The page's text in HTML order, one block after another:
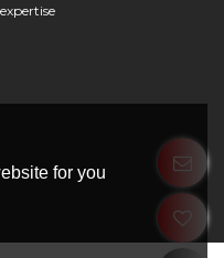
for you.